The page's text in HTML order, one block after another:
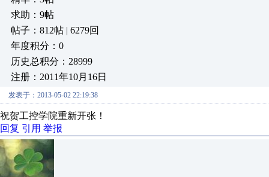
求助：9帖
帖子：812帖 | 6279回
年度积分：0
历史总积分：28999
注册：2011年10月16日
发表于：2013-05-02 22:19:38
祝贺工控学院重新开张！
回复 引用 举报